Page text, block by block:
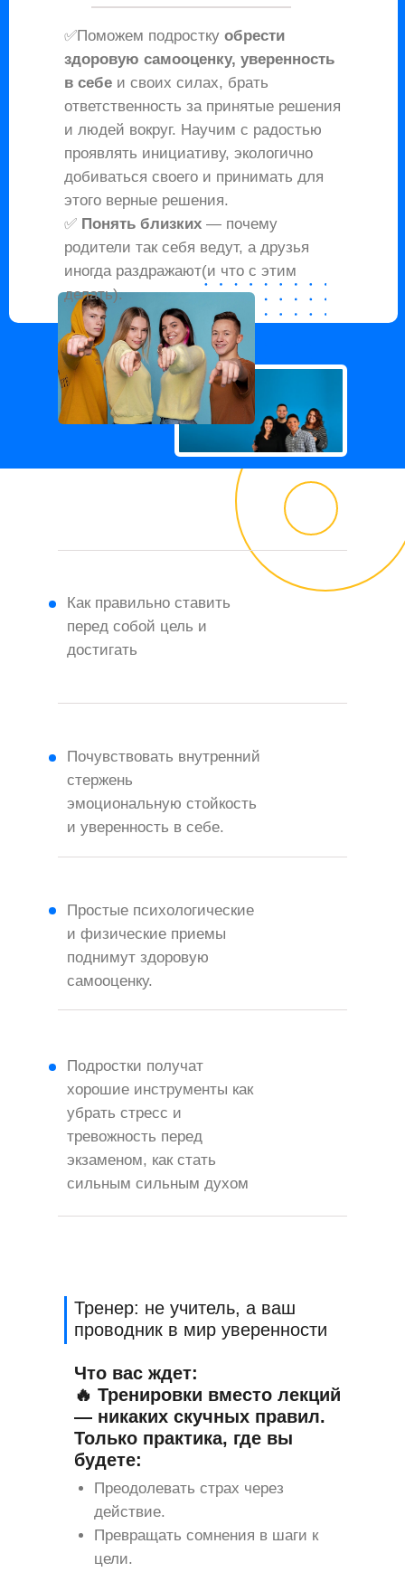
✅Поможем подростку обрести
здоровую самооценку, уверенность
в себе и своих силах, брать
ответственность за принятые решения
и людей вокруг. Научим с радостью
проявлять инициативу, экологично
добиваться своего и принимать для
этого верные решения.
✅ Понять близких — почему
родители так себя ведут, а друзья
иногда раздражают(и что с этим
делать).
Подростки получат
хорошие инструменты как
убрать стресс и
тревожность перед
экзаменом, как стать
сильным сильным духом
Простые психологические
и физические приемы
поднимут здоровую
самооценку.
Как правильно ставить
перед собой цель и
достигать
Почувствовать внутренний
стержень
эмоциональную стойкость
и уверенность в себе.
Тренер: не учитель, а ваш
проводник в мир уверенности
Что вас ждет:
🔥 Тренировки вместо лекций
— никаких скучных правил.
Только практика, где вы
будете:
Преодолевать страх через
действие.
Превращать сомнения в шаги к
цели.